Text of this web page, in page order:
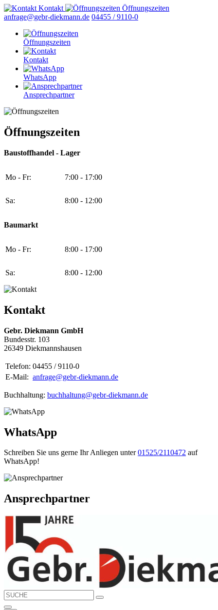
Kontakt
Öffnungszeiten
anfrage@gebr-diekmann.de 04455 / 9110-0
Öffnungszeiten
Kontakt
WhatsApp
Ansprechpartner
Öffnungszeiten
Baustoffhandel - Lager
Mo - Fr: 7:00 - 17:00
Sa: 8:00 - 12:00
Baumarkt
Mo - Fr: 8:00 - 17:00
Sa: 8:00 - 12:00
Kontakt
Gebr. Diekmann GmbH
Bundesstr. 103
26349 Diekmannshausen
Telefon: 04455 / 9110-0
E-Mail: anfrage@gebr-diekmann.de
Buchhaltung: buchhaltung@gebr-diekmann.de
WhatsApp
Schreiben Sie uns gerne Ihr Anliegen unter01525/2110472 auf
WhatsApp!
Ansprechpartner